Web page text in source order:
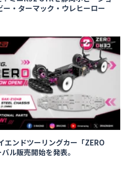
・ターマック・ウレヒーロー
エンドツーリングカー「ZERO
ル販売開始を発表。